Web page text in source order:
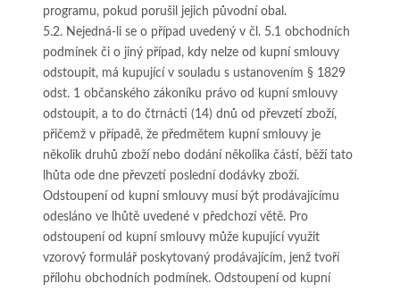
programu, pokud porušil jejich původní obal.
5.2. Nejedná-li se o případ uvedený v čl. 5.1 obchodních
podmínek či o jiný případ, kdy nelze od kupní smlouvy
odstoupit, má kupující v souladu s ustanovením § 1829
odst. 1 občanského zákoníku právo od kupní smlouvy
odstoupit, a to do čtrnácti (14) dnů od převzetí zboží,
přičemž v případě, že předmětem kupní smlouvy je
několik druhů zboží nebo dodání několika částí, běží tato
lhůta ode dne převzetí poslední dodávky zboží.
Odstoupení od kupní smlouvy musí být prodávajícímu
odesláno ve lhůtě uvedené v předchozí větě. Pro
odstoupení od kupní smlouvy může kupující využit
vzorový formulář poskytovaný prodávajícím, jenž tvoří
přílohu obchodních podmínek. Odstoupení od kupní